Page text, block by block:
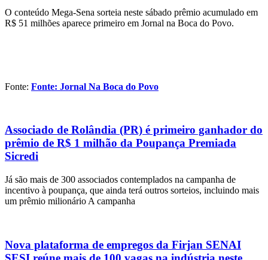
O conteúdo Mega-Sena sorteia neste sábado prêmio acumulado em
R$ 51 milhões aparece primeiro em Jornal na Boca do Povo.
Fonte: Fonte: Jornal Na Boca do Povo
Associado de Rolândia (PR) é primeiro ganhador do
prêmio de R$ 1 milhão da Poupança Premiada
Sicredi
Já são mais de 300 associados contemplados na campanha de
incentivo à poupança, que ainda terá outros sorteios, incluindo mais
um prêmio milionário A campanha
Nova plataforma de empregos da Firjan SENAI